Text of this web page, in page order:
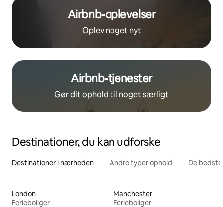
Airbnb-oplevelser
Oplev noget nyt
Airbnb-tjenester
Gør dit ophold til noget særligt
Destinationer, du kan udforske
Destinationer i nærheden Andre typer ophold De
London
Ferieboliger
Manchester
Ferieboliger